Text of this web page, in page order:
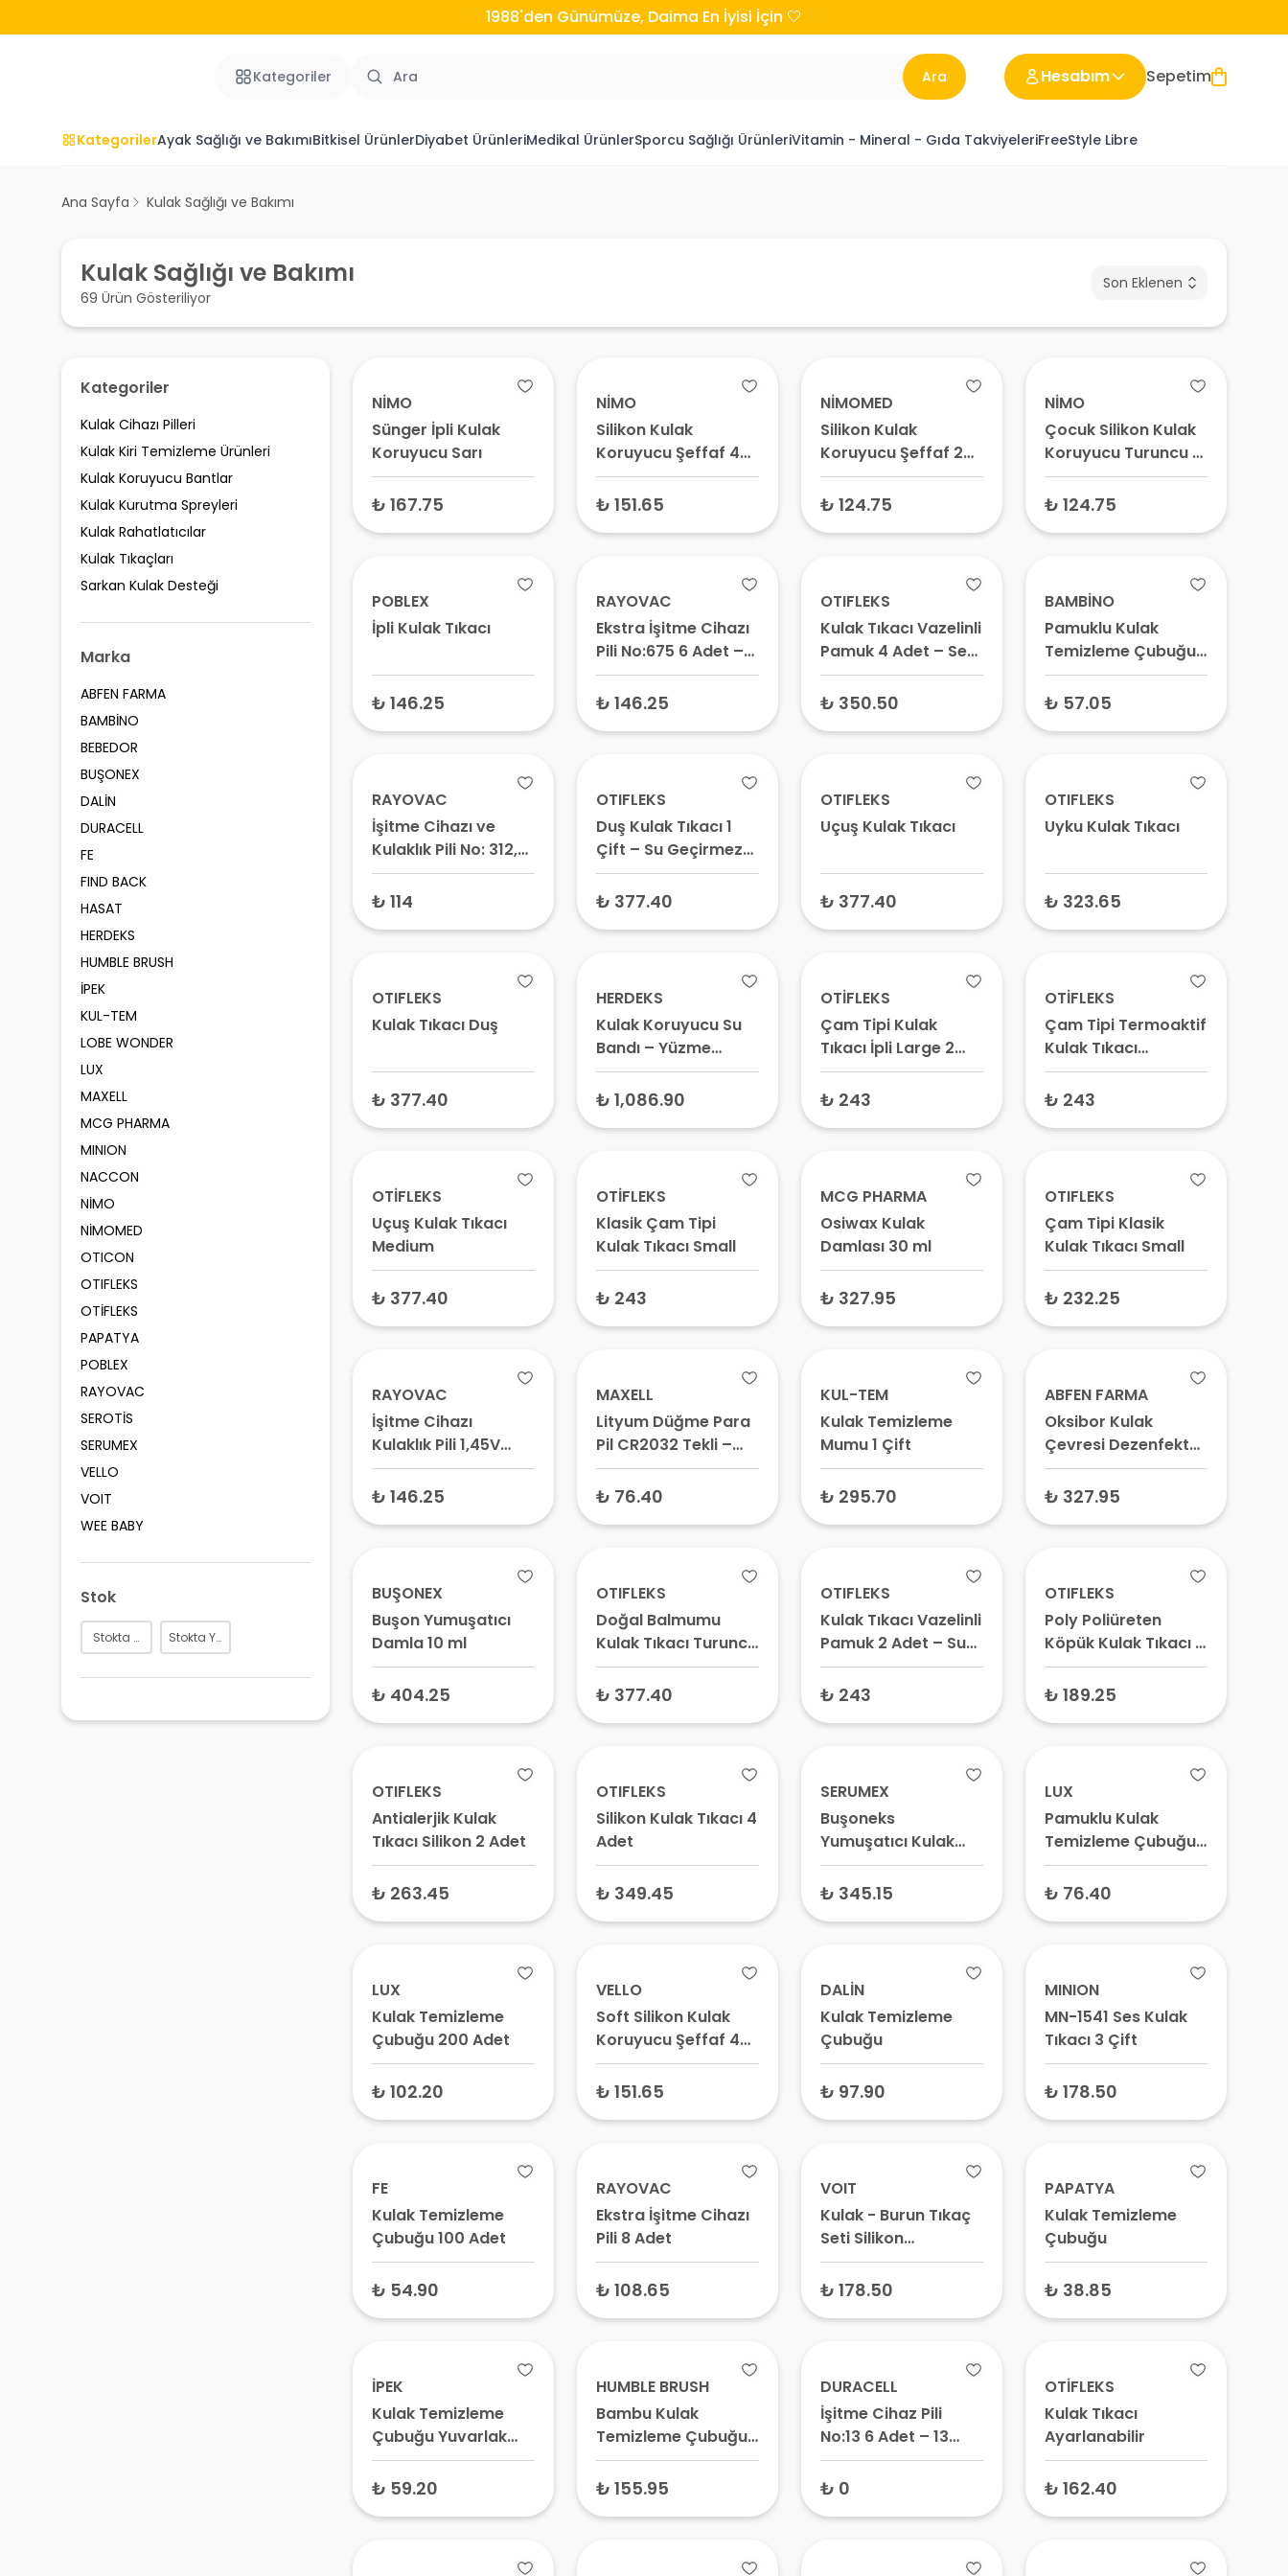
1988'den Günümüze, Daima En İyisi İçin 🤍
Kategoriler Ara Hesabım Sepetim
KategorilerAyak Sağlığı ve BakımıBitkisel ÜrünlerDiyabet ÜrünleriMedikal ÜrünlerSporcu Sağlığı ÜrünleriVitamin - Mineral - Gıda TakviyeleriFreeStyle Libre
Ana Sayfa Kulak Sağlığı ve Bakımı
Kulak Sağlığı ve Bakımı
69 Ürün Gösteriliyor
Son Eklenen
Kategoriler
Kulak Cihazı Pilleri
Kulak Kiri Temizleme Ürünleri
Kulak Koruyucu Bantlar
Kulak Kurutma Spreyleri
Kulak Rahatlatıcılar
Kulak Tıkaçları
Sarkan Kulak Desteği
Marka
ABFEN FARMA
BAMBİNO
BEBEDOR
BUŞONEX
DALİN
DURACELL
FE
FIND BACK
HASAT
HERDEKS
HUMBLE BRUSH
İPEK
KUL-TEM
LOBE WONDER
LUX
MAXELL
MCG PHARMA
MINION
NACCON
NİMO
NİMOMED
OTICON
OTIFLEKS
OTİFLEKS
PAPATYA
POBLEX
RAYOVAC
SEROTİS
SERUMEX
VELLO
VOIT
WEE BABY
Stok
Stokta Var Stokta Yok
NİMO
Sünger İpli Kulak
Koruyucu Sarı
₺ 167.75
NİMO
Silikon Kulak
Koruyucu Şeffaf 4
Adet
₺ 151.65
NİMOMED
Silikon Kulak
Koruyucu Şeffaf 2
Adet
₺ 124.75
NİMO
Çocuk Silikon Kulak
Koruyucu Turuncu 2
Adet
₺ 124.75
POBLEX
İpli Kulak Tıkacı
₺ 146.25
RAYOVAC
Ekstra İşitme Cihazı
Pili No:675 6 Adet –
675 Numara Pil, Mavi
Kodlu Kulaklık Pili
₺ 146.25
OTIFLEKS
Kulak Tıkacı Vazelinli
Pamuk 4 Adet – Ses
ve Su Tıkacı, Gürültü
Önleyici Pamuk
₺ 350.50
BAMBİNO
Pamuklu Kulak
Temizleme Çubuğu
(100 Adet) - Hijyenik
Çok Amaçlı Pamuklu
₺ 57.05
RAYOVAC
İşitme Cihazı ve
Kulaklık Pili No: 312,
10, 13, 675 (6 Adet
Paket)
₺ 114
OTIFLEKS
Duş Kulak Tıkacı 1
Çift – Su Geçirmez
Kulak Koruyucu,
Silikon Kulak Tıpası
₺ 377.40
OTIFLEKS
Uçuş Kulak Tıkacı
₺ 377.40
OTIFLEKS
Uyku Kulak Tıkacı
₺ 323.65
OTIFLEKS
Kulak Tıkacı Duş
₺ 377.40
HERDEKS
Kulak Koruyucu Su
Bandı – Yüzme
Bandı, Su Geçirmez
Kulak Tıkacı Seti
₺ 1,086.90
OTİFLEKS
Çam Tipi Kulak
Tıkacı İpli Large 2
Adet
₺ 243
OTİFLEKS
Çam Tipi Termoaktif
Kulak Tıkacı
(medium )
₺ 243
OTİFLEKS
Uçuş Kulak Tıkacı
Medium
₺ 377.40
OTİFLEKS
Klasik Çam Tipi
Kulak Tıkacı Small
₺ 243
MCG PHARMA
Osiwax Kulak
Damlası 30 ml
₺ 327.95
OTIFLEKS
Çam Tipi Klasik
Kulak Tıkacı Small
₺ 232.25
RAYOVAC
İşitme Cihazı
Kulaklık Pili 1,45V
No:675 – 675
Numara Pil, PR44
₺ 146.25
MAXELL
Lityum Düğme Para
Pil CR2032 Tekli –
Saat Pili, 3V Yuvarlak
Pil, Kumanda Pili
₺ 76.40
KUL-TEM
Kulak Temizleme
Mumu 1 Çift
₺ 295.70
ABFEN FARMA
Oksibor Kulak
Çevresi Dezenfekte
Solüsyonu 30 ml
₺ 327.95
BUŞONEX
Buşon Yumuşatıcı
Damla 10 ml
₺ 404.25
OTIFLEKS
Doğal Balmumu
Kulak Tıkacı Turuncu
2 Adet
₺ 377.40
OTIFLEKS
Kulak Tıkacı Vazelinli
Pamuk 2 Adet – Su
Geçirmez Tıkaç,
Gürültü Önleyici
₺ 243
OTIFLEKS
Poly Poliüreten
Köpük Kulak Tıkacı 2
Adet
₺ 189.25
OTIFLEKS
Antialerjik Kulak
Tıkacı Silikon 2 Adet
₺ 263.45
OTIFLEKS
Silikon Kulak Tıkacı 4
Adet
₺ 349.45
SERUMEX
Buşoneks
Yumuşatıcı Kulak
Damlası
₺ 345.15
LUX
Pamuklu Kulak
Temizleme Çubuğu
100'lü – Hijyenik
Kulak Pamuğu,
₺ 76.40
LUX
Kulak Temizleme
Çubuğu 200 Adet
₺ 102.20
VELLO
Soft Silikon Kulak
Koruyucu Şeffaf 4
Adet
₺ 151.65
DALİN
Kulak Temizleme
Çubuğu
₺ 97.90
MINION
MN-1541 Ses Kulak
Tıkacı 3 Çift
₺ 178.50
FE
Kulak Temizleme
Çubuğu 100 Adet
₺ 54.90
RAYOVAC
Ekstra İşitme Cihazı
Pili 8 Adet
₺ 108.65
VOIT
Kulak - Burun Tıkaç
Seti Silikon
(Swimmer Pack)
₺ 178.50
PAPATYA
Kulak Temizleme
Çubuğu
₺ 38.85
İPEK
Kulak Temizleme
Çubuğu Yuvarlak
Kutu
₺ 59.20
HUMBLE BRUSH
Bambu Kulak
Temizleme Çubuğu
100 Adet
₺ 155.95
DURACELL
İşitme Cihaz Pili
No:13 6 Adet – 13
Numara Turuncu Pil,
Kulaklık Pili
₺ 0
OTİFLEKS
Kulak Tıkacı
Ayarlanabilir
₺ 162.40